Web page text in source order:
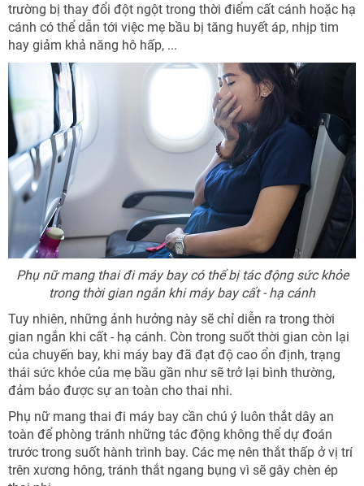
trường bị thay đổi đột ngột trong thời điểm cất cánh hoặc hạ
cánh có thể dẫn tới việc mẹ bầu bị tăng huyết áp, nhịp tim
hay giảm khả năng hô hấp, ...
Phụ nữ mang thai đi máy bay có thể bị tác động sức khỏe
trong thời gian ngắn khi máy bay cất - hạ cánh
Tuy nhiên, những ảnh hưởng này sẽ chỉ diễn ra trong thời
gian ngắn khi cất - hạ cánh. Còn trong suốt thời gian còn lại
của chuyến bay, khi máy bay đã đạt độ cao ổn định, trạng
thái sức khỏe của mẹ bầu gần như sẽ trở lại bình thường,
đảm bảo được sự an toàn cho thai nhi.
Phụ nữ mang thai đi máy bay cần chú ý luôn thắt dây an
toàn để phòng tránh những tác động không thể dự đoán
trước trong suốt hành trình bay. Các mẹ nên thắt thấp ở vị trí
trên xương hông, tránh thắt ngang bụng vì sẽ gây chèn ép
TƯ VẤN NGAY
TƯ VẤN NGAY
TƯ VẤN NGAY
NHẬN ƯU ĐÃI NGAY
TƯ VẤN NGAY